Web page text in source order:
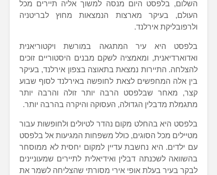
השלום, בלפסט היום מנסה למשוך אליה תיירים מכל
העולם, בעיקר מארצות הנמצאות מחוץ לבריטניה
ולרפובליקת אירלנד.
בלפסט היא עיר המתגאה במורשת ויקטוריאנית
ואדוארדיאנית, ומאמציה לשקם מבנים היסטוריים זוכים
להצלחה. התיירות נמצאת בתאוצה בצפון אירלנד, בעיקר
בין אלה המחפשים לצאת לחופשה באירלנד לסוף שבוע
קצר, מאחר שבלפסט הרבה יותר זולה והרבה יותר
מתגמלת מדבלין הגדולה, העסוקה והיקרה בהרבה יותר.
בלפסט היא בהחלט מקום נהדר לטיולים ולחופשות עבור
מטיילים מכל הסוגים, כולל משפחות המגיעות אל בלפסט
עם ילדים. היא נחשבת עדיין למקום יחסית לא ממוסחר
בהשוואה לשכנתה דבלין ואידיאלית לתיירים שמעוניינים
לבקר בעיר בעלת אופי אירי מסורתי שהצליחה לשמר את